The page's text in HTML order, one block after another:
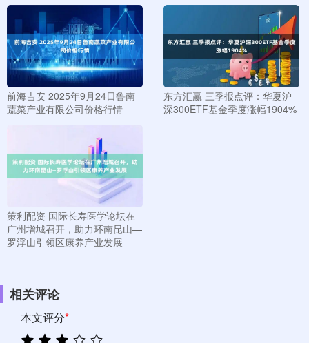
前海吉安 2025年9月24日鲁南
蔬菜产业有限公司价格行情
东方汇赢 三季报点评：华夏沪
深300ETF基金季度涨幅1904%
策利配资 国际长寿医学论坛在
广州增城召开，助力环南昆山—
罗浮山引领区康养产业发展
相关评论
本文评分*